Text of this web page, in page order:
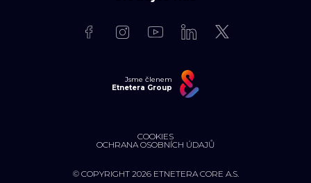
© COPYRIGHT 2026 ETNETERA CORE A.S.
Jsme členem
Etnetera Group
COOKIES
OCHRANA OSOBNÍCH ÚDAJŮ